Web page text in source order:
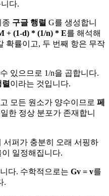
다.
종 구글 행렬 G를 생성합니
+ (1-d) * (1/n) * E를 해석해
확률이고, 두 번째 항은 무작
있으므로 1/n을 곱합니다.
이라는 것입니다.
모든 원소가 양수이므로 페
한 정상 분포가 존재합니
서퍼가 충분히 오래 서핑하
일정해집니다.
다. 수학적으로는 Gv = v를
.